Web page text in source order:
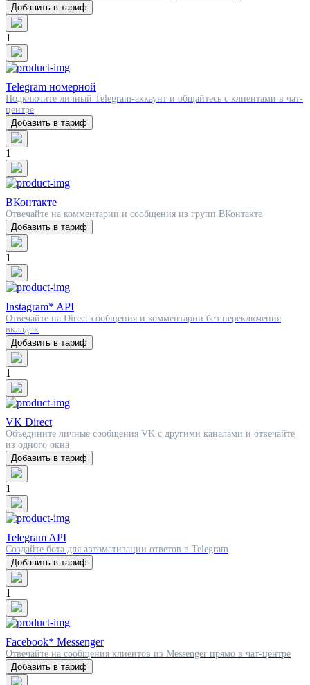
Добавить в тариф
1
Telegram номерной
Подключите личный Telegram-аккаунт и общайтесь с клиентами в чат-
центре
Добавить в тариф
1
ВКонтакте
Отвечайте на комментарии и сообщения из групп ВКонтакте
Добавить в тариф
1
Instagram* API
Отвечайте на Direct-сообщения и комментарии без переключения
вкладок
Добавить в тариф
1
VK Direct
Объедините личные сообщения VK с другими каналами и отвечайте
из одного окна
Добавить в тариф
1
Telegram API
Создайте бота для автоматизации ответов в Telegram
Добавить в тариф
1
Facebook* Messenger
Отвечайте на сообщения клиентов из Messenger прямо в чат-центре
Добавить в тариф